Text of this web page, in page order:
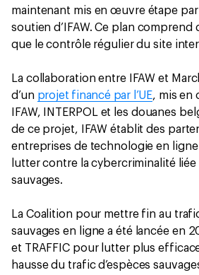
maintenant mis en œuvre étape par
soutien d’IFAW. Ce plan comprend
que le contrôle régulier du site
La collaboration entre IFAW et
d’un projet financé par l’UE, mis en
IFAW, INTERPOL et les douanes
de ce projet, IFAW établit des
entreprises de technologie en ligne
lutter contre la cybercriminalité liée
sauvages.
La Coalition pour mettre fin au
sauvages en ligne a été lancée en
et TRAFFIC pour lutter plus
hausse du trafic d’espèces